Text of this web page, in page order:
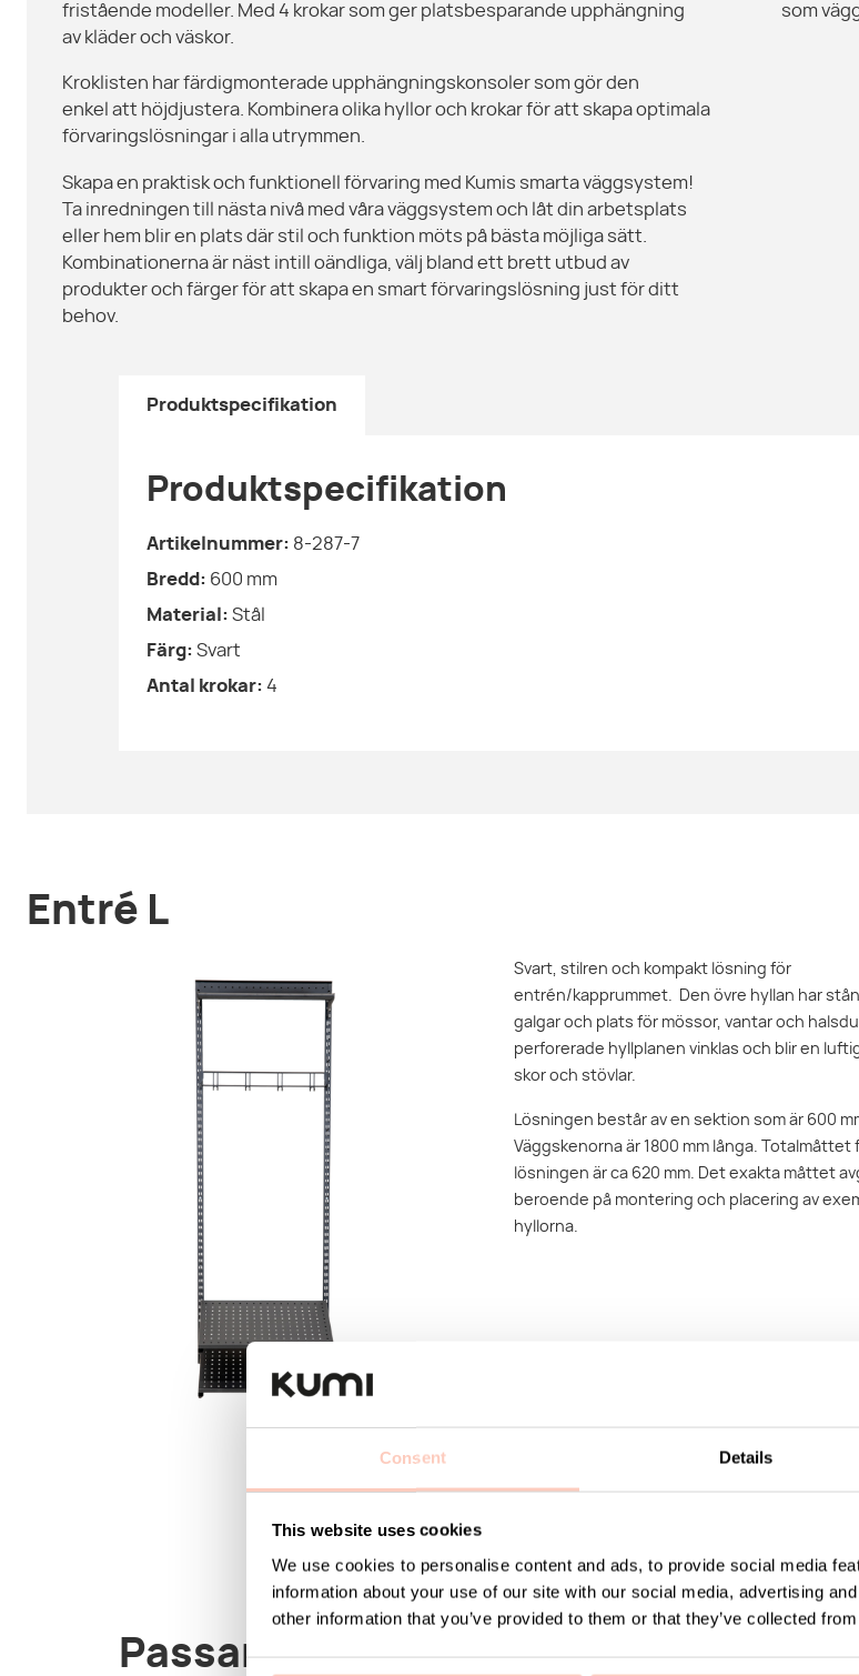
Consent Details
This website uses cookies
We use cookies to personalise content and ads, to provide social media
information about your use of our site with our social media, advertising
other information that you’ve provided to them or that they’ve collected
fristående modeller. Med 4 krokar som ger platsbesparande upphängning
av kläder och väskor.
Kroklisten har färdigmonterade upphängningskonsoler som gör den
enkel att höjdjustera. Kombinera olika hyllor och krokar för att skapa optimala
förvaringslösningar i alla utrymmen.
Skapa en praktisk och funktionell förvaring med Kumis smarta väggsystem!
Ta inredningen till nästa nivå med våra väggsystem och låt din arbetsplats
eller hem blir en plats där stil och funktion möts på bästa möjliga sätt.
Kombinationerna är näst intill oändliga, välj bland ett brett utbud av
produkter och färger för att skapa en smart förvaringslösning just för ditt
behov.
som
Produktspecifikation
Produktspecifikation
Artikelnummer: 8-287-7
Bredd: 600 mm
Material: Stål
Färg: Svart
Antal krokar: 4
Entré L
Svart, stilren och kompakt lösning för
entrén/kapprummet. Den övre hyllan har
galgar och plats för mössor, vantar och
perforerade hyllplanen vinklas och blir en
skor och stövlar.
Lösningen består av en sektion som är 600
Väggskenorna är 1800 mm långa. Totalmåttet
lösningen är ca 620 mm. Det exakta måttet
beroende på montering och placering av
hyllorna.
Passar med